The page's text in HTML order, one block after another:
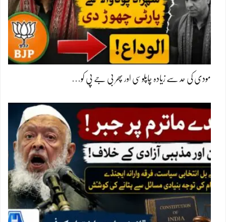
مودی کی حد سے زیادہ چاپلوسی اور پھر بی جے پی کو…